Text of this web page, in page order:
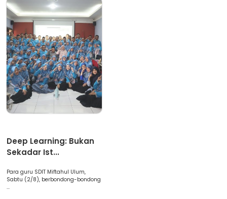
Deep Learning: Bukan
Sekadar Ist...
Para guru SDIT Miftahul Ulum,
Sabtu (2/8), berbondong-bondong
...